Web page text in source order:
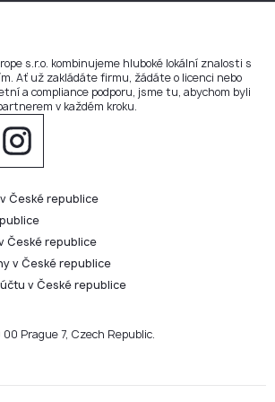
s.r.o. kombinujeme hluboké lokální znalosti s
Ať už zakládáte firmu, žádáte o licenci nebo
a compliance podporu, jsme tu, abychom byli
v každém kroku.
České republice
České republice
v České republice
v České republice
00 Prague 7, Czech Republic.